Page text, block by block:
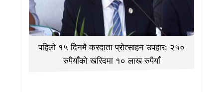
पहिलो १५ दिनमै करदाता प्रोत्साहन उपहार: २५०
रुपैयाँको खरिदमा १० लाख रुपैयाँ